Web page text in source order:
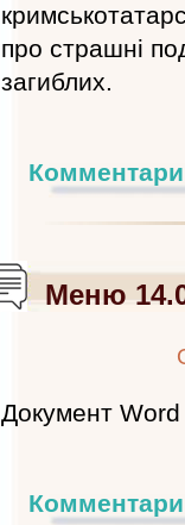
про страшні
загиблих.
Меню
Документ Word